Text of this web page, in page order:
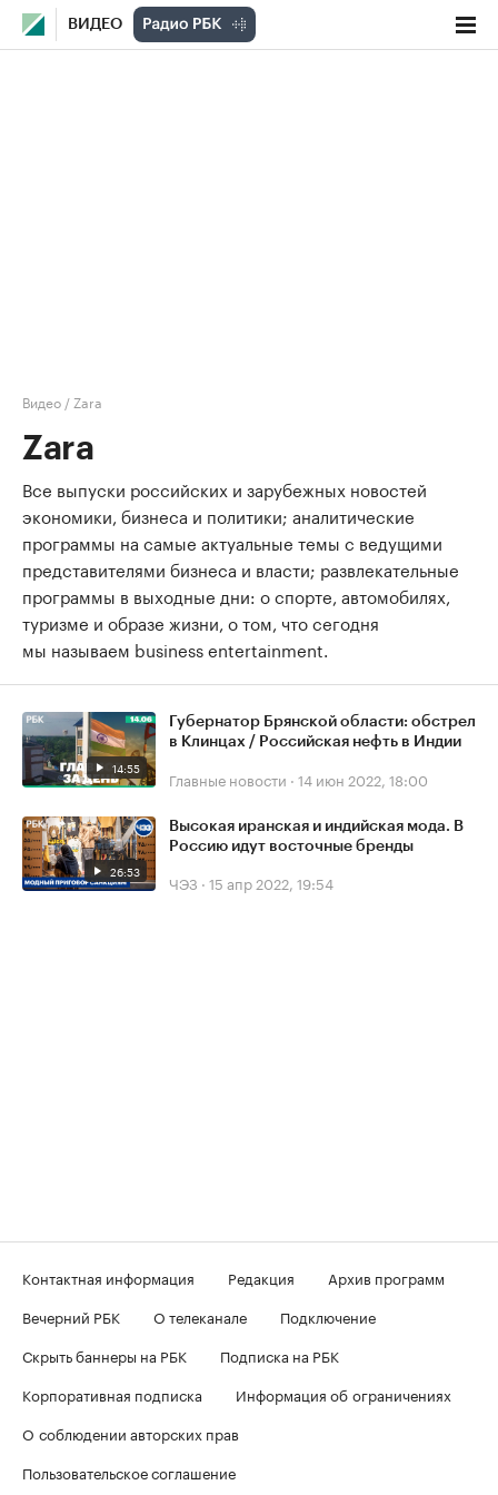
ВИДЕО
Видео / Zara
Zara
Все выпуски российских и зарубежных новостей
экономики, бизнеса и политики; аналитические
программы на самые актуальные темы с ведущими
представителями бизнеса и власти; развлекательные
программы в выходные дни: о спорте, автомобилях,
туризме и образе жизни, о том, что сегодня
мы называем business entertainment.
14:55
Губернатор Брянской области: обстрел
в Клинцах / Российская нефть в Индии
Главные новости · 14 июн 2022, 18:00
26:53
Высокая иранская и индийская мода. В
Россию идут восточные бренды
ЧЭЗ · 15 апр 2022, 19:54
Контактная информация Редакция
Архив программ
Вечерний РБК
О телеканале
Подключение
Скрыть баннеры на РБК
Подписка на РБК
Корпоративная подписка
Информация об ограничениях
О соблюдении авторских прав
Пользовательское соглашение